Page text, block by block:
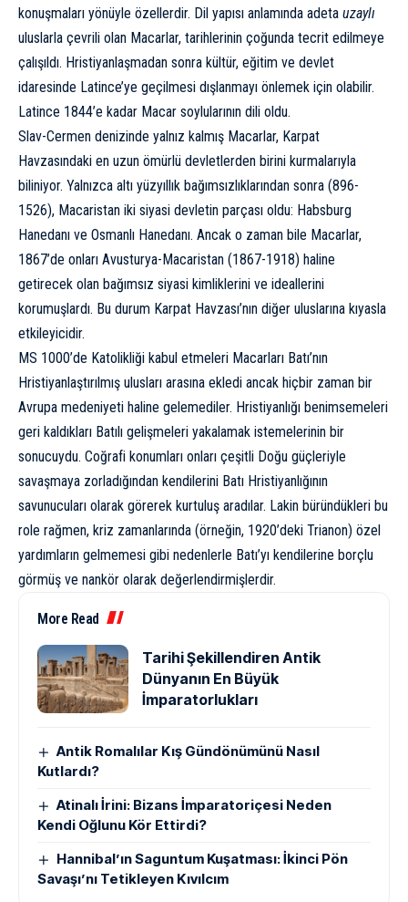
konuşmaları yönüyle özellerdir. Dil yapısı anlamında adeta uzaylı
uluslarla çevrili olan Macarlar, tarihlerinin çoğunda tecrit edilmeye
çalışıldı. Hristiyanlaşmadan sonra kültür, eğitim ve devlet
idaresinde Latince’ye geçilmesi dışlanmayı önlemek için olabilir.
Latince 1844’e kadar Macar soylularının dili oldu.
Slav-Cermen denizinde yalnız kalmış Macarlar, Karpat
Havzasındaki en uzun ömürlü devletlerden birini kurmalarıyla
biliniyor. Yalnızca altı yüzyıllık bağımsızlıklarından sonra (896-
1526), Macaristan iki siyasi devletin parçası oldu: Habsburg
Hanedanı ve Osmanlı Hanedanı. Ancak o zaman bile Macarlar,
1867’de onları Avusturya-Macaristan (1867-1918) haline
getirecek olan bağımsız siyasi kimliklerini ve ideallerini
korumuşlardı. Bu durum Karpat Havzası’nın diğer uluslarına kıyasla
etkileyicidir.
MS 1000’de Katolikliği kabul etmeleri Macarları Batı’nın
Hristiyanlaştırılmış ulusları arasına ekledi ancak hiçbir zaman bir
Avrupa medeniyeti haline gelemediler. Hristiyanlığı benimsemeleri
geri kaldıkları Batılı gelişmeleri yakalamak istemelerinin bir
sonucuydu. Coğrafi konumları onları çeşitli Doğu güçleriyle
savaşmaya zorladığından kendilerini Batı Hristiyanlığının
savunucuları olarak görerek kurtuluş aradılar. Lakin büründükleri bu
role rağmen, kriz zamanlarında (örneğin, 1920’deki Trianon) özel
yardımların gelmemesi gibi nedenlerle Batı’yı kendilerine borçlu
görmüş ve nankör olarak değerlendirmişlerdir.
More Read
Tarihi Şekillendiren Antik
Dünyanın En Büyük
İmparatorlukları
Antik Romalılar Kış Gündönümünü Nasıl
Kutlardı?
Atinalı İrini: Bizans İmparatoriçesi Neden
Kendi Oğlunu Kör Ettirdi?
Hannibal’ın Saguntum Kuşatması: İkinci Pön
Savaşı’nı Tetikleyen Kıvılcım